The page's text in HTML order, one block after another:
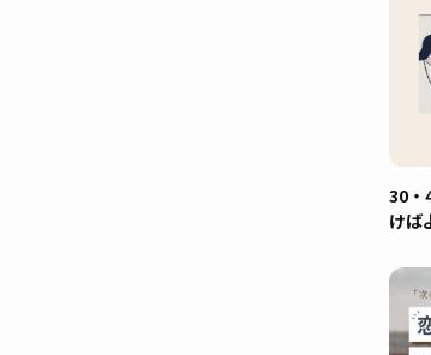
30・
けば